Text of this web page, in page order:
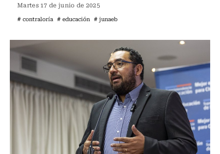
Martes 17 de junio de 2025
# contraloría # educación # junaeb